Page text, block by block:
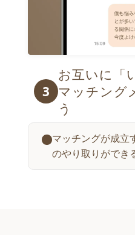
3
お互いに「
マッチング
う
マッチングが成立
のやり取りができ